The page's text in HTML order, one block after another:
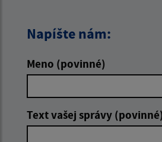
Napíšte nám:
Meno (povinné)
Text vašej správy (povinné)